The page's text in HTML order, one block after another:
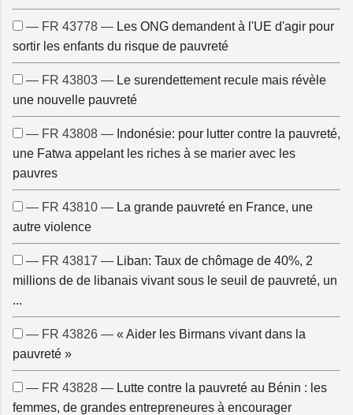
— FR 43778 — Les ONG demandent à l'UE d'agir pour
sortir les enfants du risque de pauvreté
— FR 43803 — Le surendettement recule mais révèle
une nouvelle pauvreté
— FR 43808 — Indonésie: pour lutter contre la pauvreté,
une Fatwa appelant les riches à se marier avec les
pauvres
— FR 43810 — La grande pauvreté en France, une
autre violence
— FR 43817 — Liban: Taux de chômage de 40%, 2
millions de de libanais vivant sous le seuil de pauvreté, un
...
— FR 43826 — « Aider les Birmans vivant dans la
pauvreté »
— FR 43828 — Lutte contre la pauvreté au Bénin : les
femmes, de grandes entrepreneures à encourager